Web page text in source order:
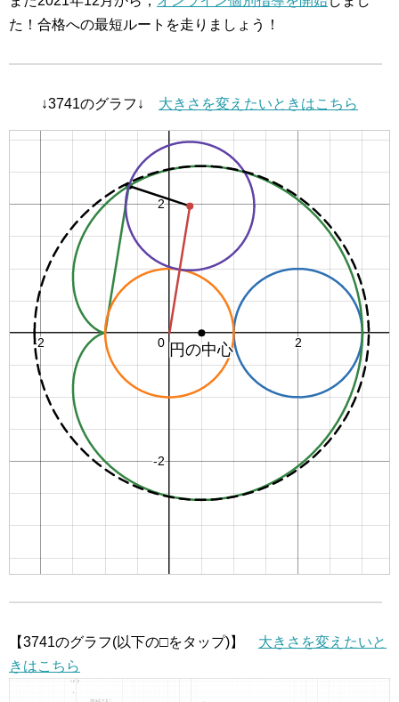
た！合格への最短ルートを走りましょう！
↓3741のグラフ↓ 大きさを変えたいときはこちら
【3741のグラフ(以下の□をタップ)】 大きさを変えたいと
きはこちら